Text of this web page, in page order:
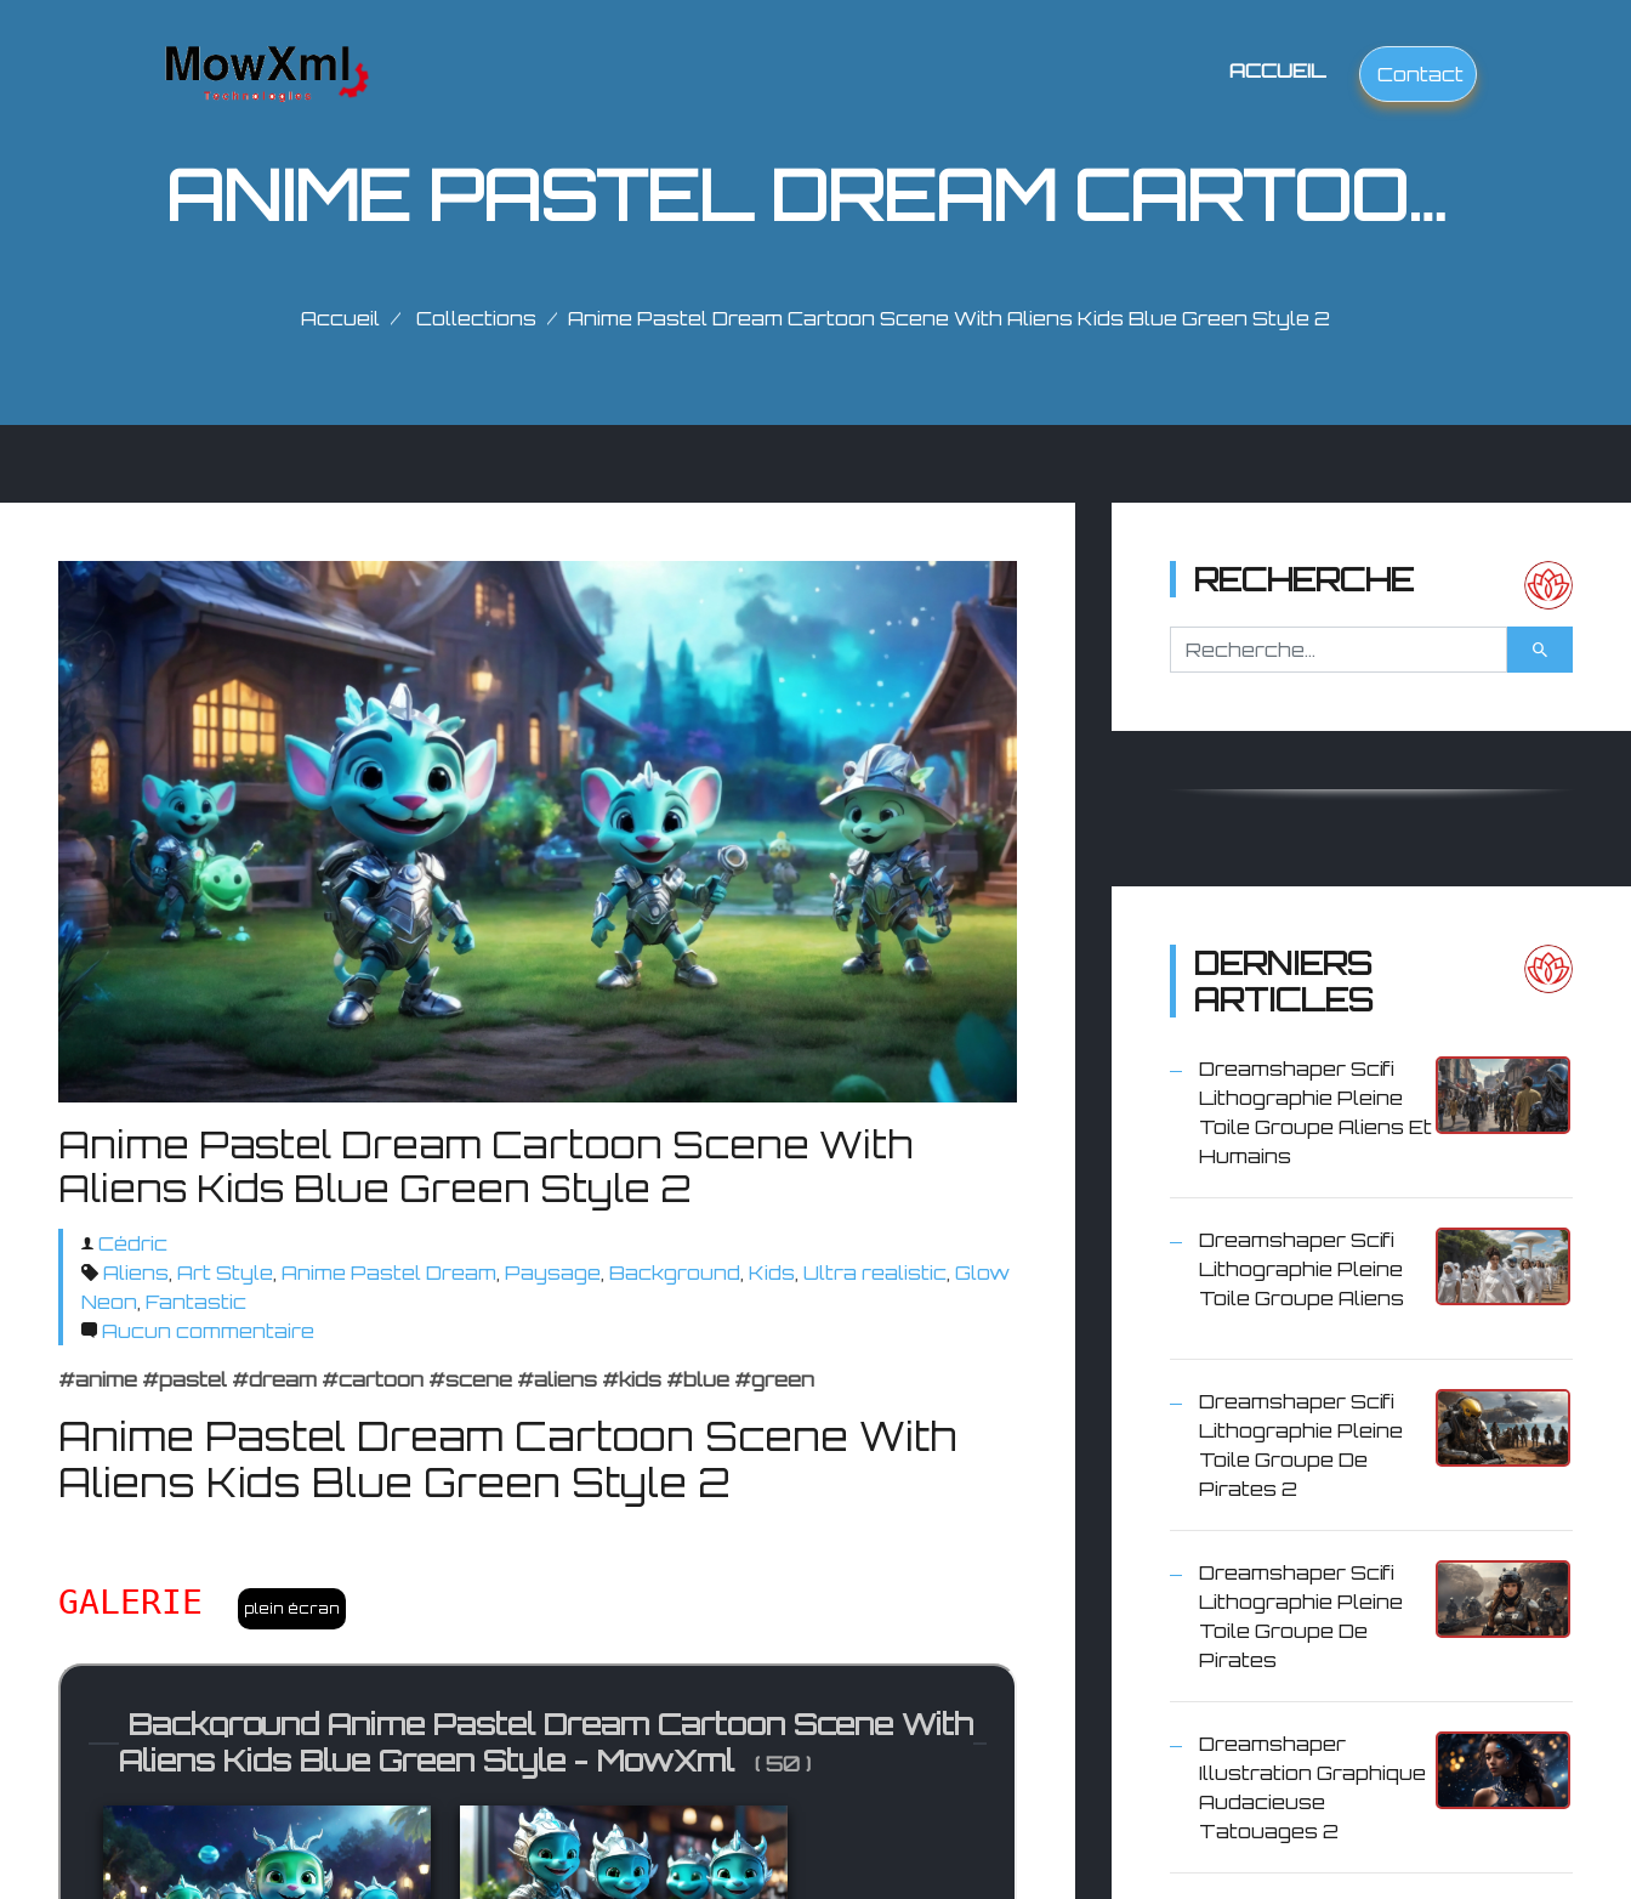
ACCUEIL Contact
ANIME PASTEL DREAM CARTOON SCENE WITH ALIENS KIDS BLUE GREEN STYLE 2
Accueil Collections Anime Pastel Dream Cartoon Scene With Aliens Kids Blue Green Style 2
Anime Pastel Dream Cartoon Scene With
Aliens Kids Blue Green Style 2
Cédric
Aliens, Art Style, Anime Pastel Dream, Paysage, Background, Kids, Ultra realistic, Glow
Neon, Fantastic
Aucun commentaire
#anime #pastel #dream #cartoon #scene #aliens #kids #blue #green
Anime Pastel Dream Cartoon Scene With
Aliens Kids Blue Green Style 2
GALERIE plein écran
RECHERCHE
DERNIERS
ARTICLES
Dreamshaper Scifi
Lithographie Pleine
Toile Groupe Aliens Et
Humains
Dreamshaper Scifi
Lithographie Pleine
Toile Groupe Aliens
Dreamshaper Scifi
Lithographie Pleine
Toile Groupe De
Pirates 2
Dreamshaper Scifi
Lithographie Pleine
Toile Groupe De
Pirates
Dreamshaper
Illustration Graphique
Audacieuse
Tatouages 2